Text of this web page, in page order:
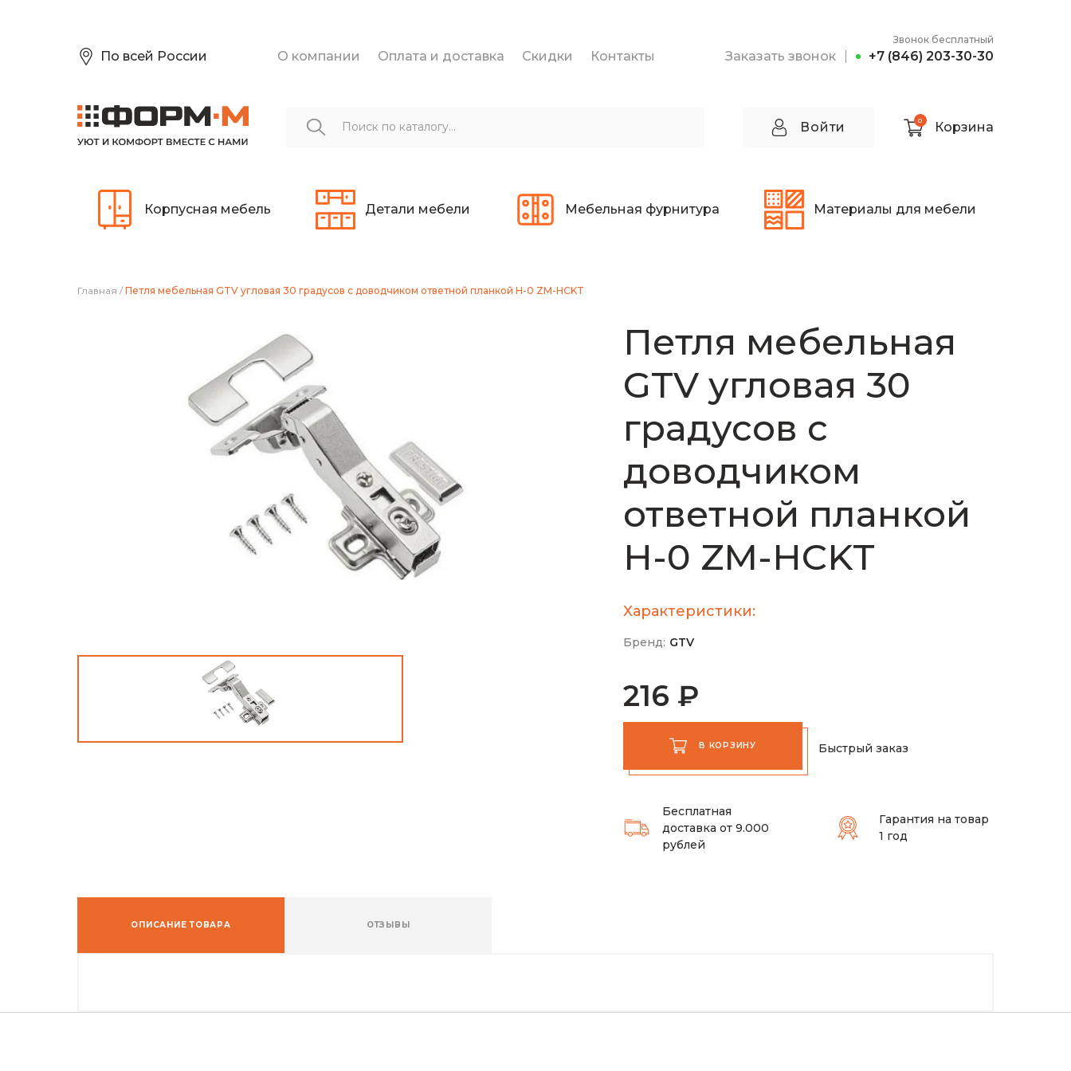
По всей России О компании Оплата и доставка Скидки Контакты Заказать звонок
Звонок бесплатный
+7 (846) 203-30-30
Войти 0 Корзина
Корпусная мебель Детали мебели Мебельная фурнитура Материалы для мебели
Главная / Петля мебельная GTV угловая 30 градусов с доводчиком ответной планкой H-0 ZM-HCKT
Петля мебельная
GTV угловая 30
градусов с
доводчиком
ответной планкой
H-0 ZM-HCKT
Характеристики:
Бренд: GTV
216 ₽
В КОРЗИНУ Быстрый заказ
Бесплатная
доставка от 9.000
рублей
Гарантия на товар
1 год
ОПИСАНИЕ ТОВАРА ОТЗЫВЫ